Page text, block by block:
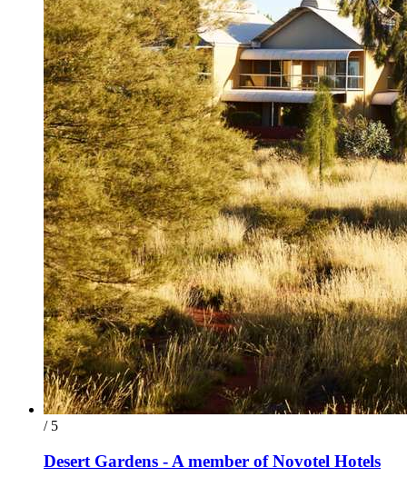
/ 5
Desert Gardens - A member of Novotel Hotels